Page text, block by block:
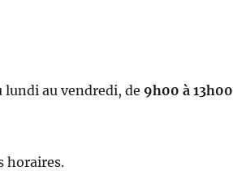
lundi au vendredi, de 9h00 à 13h00
horaires.